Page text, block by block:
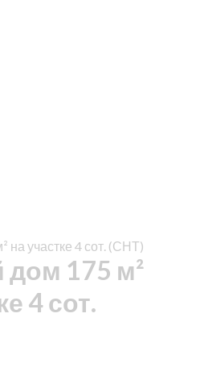
на участке 4 сот. (СНТ)
175 м²
4 сот.